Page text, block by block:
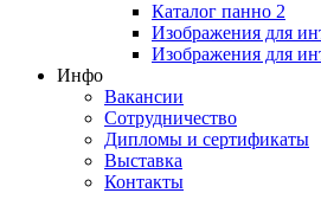
Каталог панно 2
Изображения для
Изображения для
Инфо
Вакансии
Сотрудничество
Дипломы и сертификаты
Выставка
Контакты